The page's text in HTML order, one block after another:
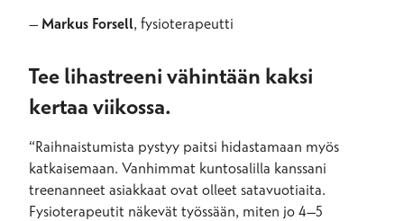
– Markus Forsell, fysioterapeutti
Tee lihastreeni vähintään kaksi
kertaa viikossa.
“Raihnaistumista pystyy paitsi hidastamaan myös
katkaisemaan. Vanhimmat kuntosalilla kanssani
treenanneet asiakkaat ovat olleet satavuotiaita.
Fysioterapeutit näkevät työssään, miten jo 4–5